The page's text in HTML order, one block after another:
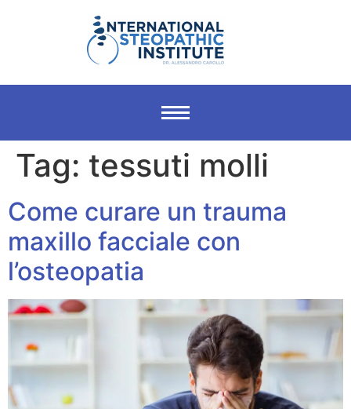
Tag: tessuti molli
Come curare un trauma
maxillo facciale con
l’osteopatia